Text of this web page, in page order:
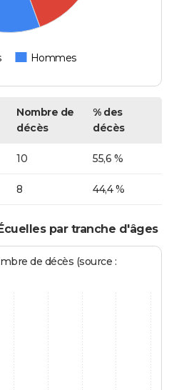
Hommes
Nombre de
décès
% des
décès
10 55,6 %
8 44,4 %
par tranche d'âges
de décès (source :